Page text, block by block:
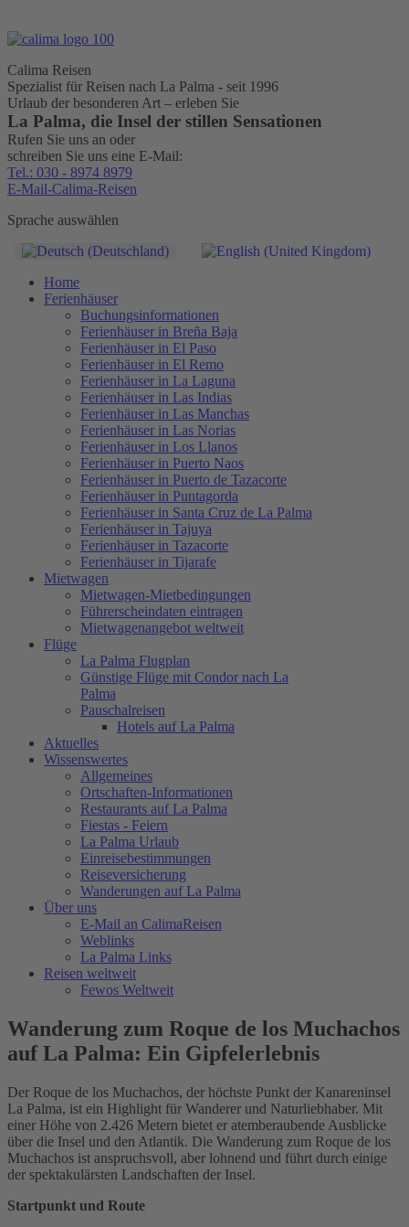
Calima Reisen
Spezialist für Reisen nach La Palma - seit 1996
Urlaub der besonderen Art – erleben Sie
La Palma, die Insel der stillen Sensationen
Rufen Sie uns an oder
schreiben Sie uns eine E-Mail:
Tel.: 030 - 8974 8979
E-Mail-Calima-Reisen
Sprache auswählen
Home
Ferienhäuser
Buchungsinformationen
Ferienhäuser in Breña Baja
Ferienhäuser in El Paso
Ferienhäuser in El Remo
Ferienhäuser in La Laguna
Ferienhäuser in Las Indias
Ferienhäuser in Las Manchas
Ferienhäuser in Las Norias
Ferienhäuser in Los Llanos
Ferienhäuser in Puerto Naos
Ferienhäuser in Puerto de Tazacorte
Ferienhäuser in Puntagorda
Ferienhäuser in Santa Cruz de La Palma
Ferienhäuser in Tajuya
Ferienhäuser in Tazacorte
Ferienhäuser in Tijarafe
Mietwagen
Mietwagen-Mietbedingungen
Führerscheindaten eintragen
Mietwagenangebot weltweit
Flüge
La Palma Flugplan
Günstige Flüge mit Condor nach La
Palma
Pauschalreisen
Hotels auf La Palma
Aktuelles
Wissenswertes
Allgemeines
Ortschaften-Informationen
Restaurants auf La Palma
Fiestas - Feiern
La Palma Urlaub
Einreisebestimmungen
Reiseversicherung
Wanderungen auf La Palma
Über uns
E-Mail an CalimaReisen
Weblinks
La Palma Links
Reisen weltweit
Fewos Weltweit
Wanderung zum Roque de los Muchachos
auf La Palma: Ein Gipfelerlebnis
Der Roque de los Muchachos, der höchste Punkt der Kanareninsel
La Palma, ist ein Highlight für Wanderer und Naturliebhaber. Mit
einer Höhe von 2.426 Metern bietet er atemberaubende Ausblicke
über die Insel und den Atlantik. Die Wanderung zum Roque de los
Muchachos ist anspruchsvoll, aber lohnend und führt durch einige
der spektakulärsten Landschaften der Insel.
Startpunkt und Route